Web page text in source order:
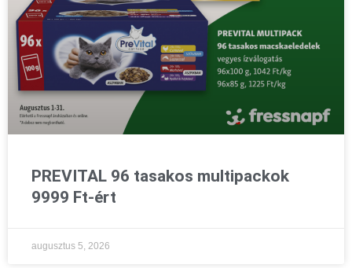
PREVITAL 96 tasakos multipackok
9999 Ft-ért
augusztus 5, 2026